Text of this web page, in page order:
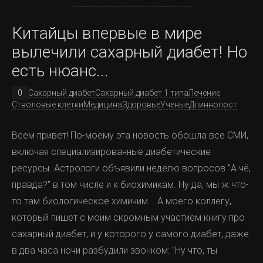
В общем, стало понятно, что или сидеть на семавике
всю жизнь - или оперироваться.
транскрипцию, но каков конкретный механизм - мы вам не
скажем.
4) Ингавирин
Сейчас просто модно ставить брекеты.
Да, это действительно так. Это такой а-ля тренд,
смотрите какая/ой я крутая/ой.
И я сталкивалась с этим мнением не раз в ответ на
мои публикации, мол хрен ли ты тут равзела какой-то
хайп и впихиваешь нам тут свою чушь.
Но вернусь к тому, что 90% населения не осознают
проблемы и происходит следующее: родители растят
детей, видят что у них есть, нууууууу, кривой там зубик
А! Перерастет! Выпадет, ну а на крайний случай
поставит себе брекеты потом. Да и вообще, я
так живу, мои родители так жили, а в дефицитные
Это я до операции
Китайцы впервые в мире
вылечили сахарный диабет! Но
есть нюанс...
0 Сахарный диабетСахарный диабет 1 типаЛечение
Стволовые клеткиМедицинаЗдоровьеУченыеДлиннопост
Всем привет! По-моему эта новость обошла все СМИ,
включая специализированные диабетические
ресурсы. Астрологи объявили неделю вопросов "А чё,
правда?" в том числе и к биохимикам. Ну да, мы ж что-
то там биологическое химичим... А моего коллегу,
который пишет с моим скромным участием книгу про
сахарный диабет, и у которого у самого диабет, даже
в два часа ночи разбудили звонком: "Ну что, ты